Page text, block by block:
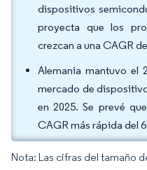
dispositivos
proyecta que los
crezcan a una CAGR
Alemania mantuvo el
mercado de
en 2025. Se prevé
CAGR más rápida del
Nota: Las cifras del tamaño